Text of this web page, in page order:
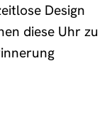
Design
diese Uhr zu